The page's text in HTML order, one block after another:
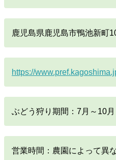
鹿児島県鹿児島市鴨池新町
https://
ぶどう狩り期間：7月～10月
営業時間：農園によって異